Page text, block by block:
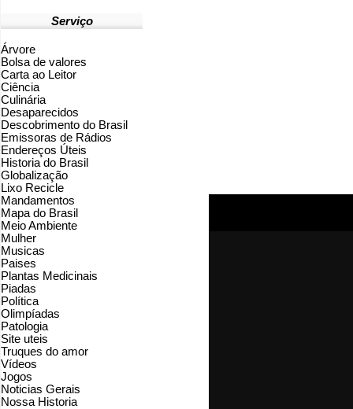
Serviço
Árvore
Bolsa de valores
Carta ao Leitor
Ciência
Culinária
Desaparecidos
Descobrimento do Brasil
Emissoras de Rádios
Endereços Úteis
Historia do Brasil
Globalização
Lixo Recicle
Mandamentos
Mapa do Brasil
Meio Ambiente
Mulher
Musicas
Paises
Plantas Medicinais
Piadas
Política
Olimpíadas
Patologia
Site uteis
Truques do amor
Vídeos
Jogos
Noticias Gerais
Nossa Historia